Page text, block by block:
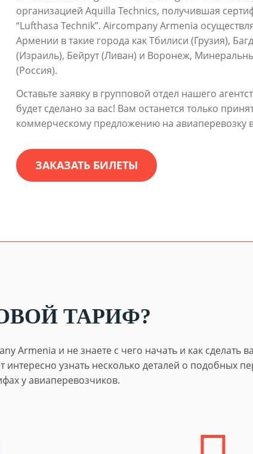
организацией Aquilla Technics, получившая
“Lufthasa Technik”. Aircompany Armenia
Армении в такие города как Тбилиси (Грузия),
(Израиль), Бейрут (Ливан) и Воронеж,
(Россия).
Оставьте заявку в групповой отдел нашего
будет сделано за вас! Вам останется только
коммерческому предложению на авиаперевозку
ЗАКАЗАТЬ БИЛЕТЫ
ТАРИФ?
Armenia и не знаете с чего начать и как сделать
узнать несколько деталей о подобных
у авиаперевозчиков.